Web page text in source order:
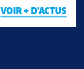
VOIR + D'ACTUS